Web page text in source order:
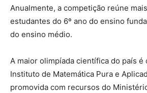
Anualmente, a competição reúne
estudantes do 6º ano do ensino
do ensino médio.
A maior olimpíada científica do país é
Instituto de Matemática Pura e
promovida com recursos do